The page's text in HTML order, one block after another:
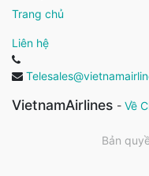
Trang chủ
Liên hệ
VietnamAirlines - Về
Bản